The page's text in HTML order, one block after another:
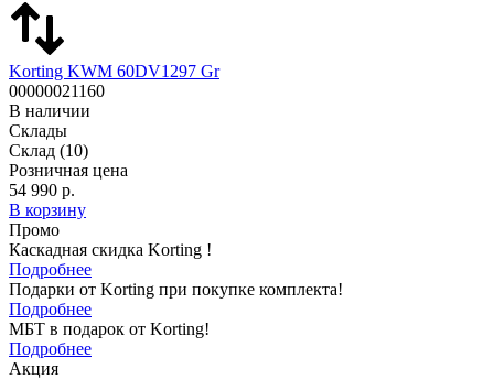
Korting KWM 60DV1297 Gr
00000021160
В наличии
Склады
Склад (10)
Розничная цена
54 990 р.
В корзину
Промо
Каскадная скидка Korting !
Подробнее
Подарки от Korting при покупке комплекта!
Подробнее
МБТ в подарок от Korting!
Подробнее
Акция